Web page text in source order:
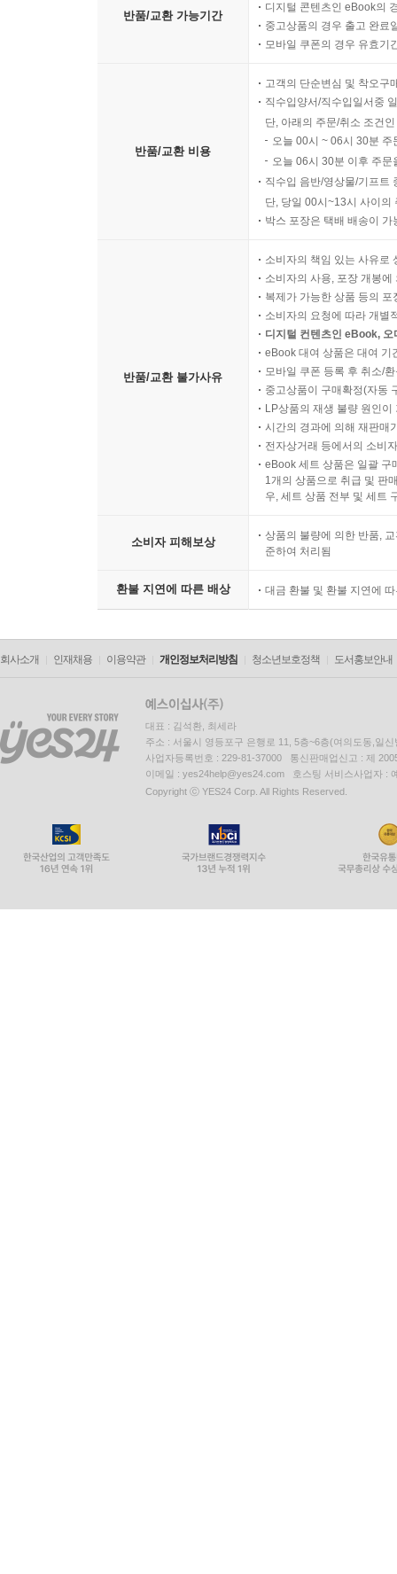
반품/교환 가능기간
디지털 콘텐츠인 eBook의
중고상품의 경우 출고 완료
모바일 쿠폰의 경우 유효기
반품/교환 비용
고객의 단순변심 및 착오구
직수입양서/직수입일서중
단, 아래의 주문/취소 조건
오늘 00시 ~ 06시 30분
오늘 06시 30분 이후 주
직수입 음반/영상물/기프트
단, 당일 00시~13시 사이의
박스 포장은 택배 배송이
반품/교환 불가사유
소비자의 책임 있는 사유로
소비자의 사용, 포장 개봉
복제가 가능한 상품 등의
소비자의 요청에 따라 개별
디지털 컨텐츠인 eBook,
eBook 대여 상품은 대여 기
모바일 쿠폰 등록 후 취소/
중고상품이 구매확정(자동
LP상품의 재생 불량 원인
시간의 경과에 의해 재판매
전자상거래 등에서의 소비
eBook 세트 상품은 일괄 구
1개의 상품으로 취급 및 판
우, 세트 상품 전부 및 세트
소비자 피해보상
상품의 불량에 의한 반품,
준하여 처리됨
환불 지연에 따른 배상 대금 환불 및 환불 지연에
회사소개 인재채용 이용약관 개인정보처리방침 청소년보호정책 도서홍보안내
대표 : 김석환, 최세라
주소 : 서울시 영등포구 은행로 11, 5층~6층(여의도동,일신
사업자등록번호 : 229-81-37000 통신판매업신고 : 제
이메일 : yes24help@yes24.com 호스팅 서비스사업자 :
Copyright ⓒ YES24 Corp. All Rights Reserved.